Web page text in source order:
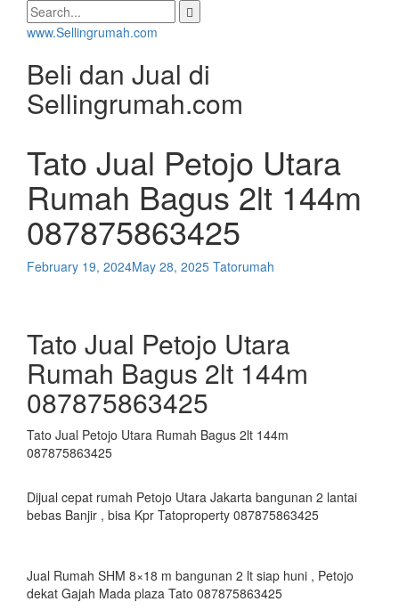
SkipSearch
for:
www.Sellingrumah.com
Beli dan Jual di
Sellingrumah.com
Tato Jual Petojo Utara
Rumah Bagus 2lt 144m
087875863425
February 19, 2024May 28, 2025 Tatorumah
Tato Jual Petojo Utara
Rumah Bagus 2lt 144m
087875863425
Tato Jual Petojo Utara Rumah Bagus 2lt 144m
087875863425
Dijual cepat rumah Petojo Utara Jakarta bangunan 2 lantai
bebas Banjir , bisa Kpr Tatoproperty 087875863425
Jual Rumah SHM 8×18 m bangunan 2 lt siap huni , Petojo
dekat Gajah Mada plaza Tato 087875863425